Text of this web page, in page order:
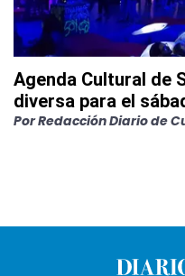
Agenda Cultural de
diversa para el
PorRedacción Diario de